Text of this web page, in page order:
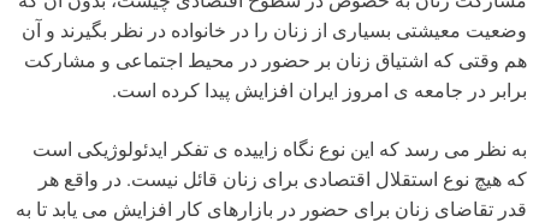
وضعیت معیشتی بسیاری از زنان را در خانواده در نظر بگیرند و آن
هم وقتی که اشتیاق زنان بر حضور در محیط اجتماعی و مشارکت
برابر در جامعه ی امروز ایران افزایش پیدا کرده است.
به نظر می رسد که این نوع نگاه زاییده ی تفکر ایدئولوژیکی است
که هیچ نوع استقلال اقتصادی برای زنان قائل نیست. در واقع هر
قدر تقاضای زنان برای حضور در بازارهای کار افزایش می یابد تا به